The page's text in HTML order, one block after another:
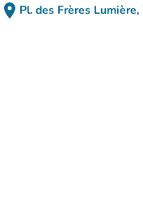
place Pl. des Frères